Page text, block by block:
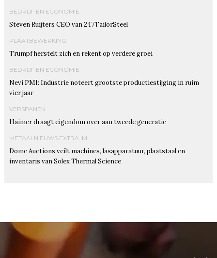
BEDRIJF EN ECONOMIE
Steven Ruijters CEO van 247TailorSteel
PLAATBEWERKING
Trumpf herstelt zich en rekent op verdere groei
BEDRIJF EN ECONOMIE
Nevi PMI: Industrie noteert grootste productiestijging in ruim
vier jaar
VERSPANEN
Haimer draagt eigendom over aan tweede generatie
METAALNIEUWS EXTRA IM
Dome Auctions veilt machines, lasapparatuur, plaatstaal en
inventaris van Solex Thermal Science